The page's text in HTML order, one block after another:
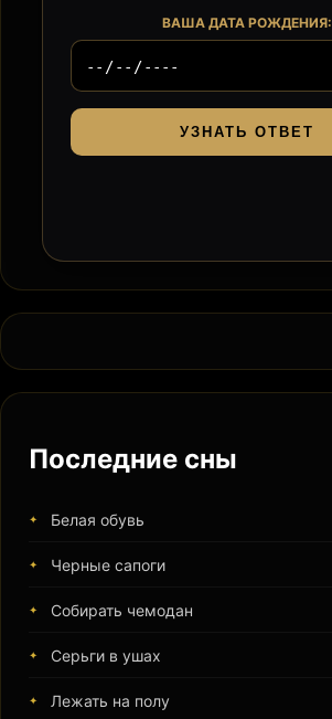
ВАША ДАТА РОЖДЕНИЯ:
УЗНАТЬ ОТВЕТ
Последние сны
Белая обувь
Черные сапоги
Собирать чемодан
Серьги в ушах
Лежать на полу